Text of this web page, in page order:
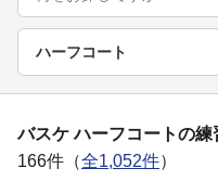
ハーフコート
バスケ ハーフコートの
166件（全1,052件）